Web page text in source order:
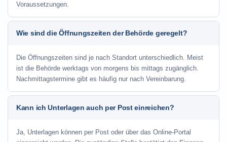
Voraussetzungen.
Wie sind die Öffnungszeiten der Behörde geregelt?
Die Öffnungszeiten sind je nach Standort unterschiedlich. Meist
ist die Behörde werktags von morgens bis mittags zugänglich.
Nachmittagstermine gibt es häufig nur nach Vereinbarung.
Kann ich Unterlagen auch per Post einreichen?
Ja, Unterlagen können per Post oder über das Online-Portal